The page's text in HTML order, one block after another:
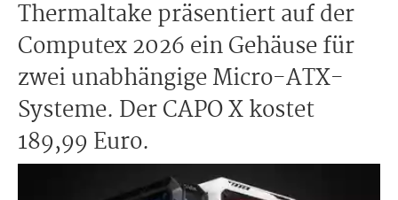
Thermaltake präsentiert auf der
Computex 2026 ein Gehäuse für
zwei unabhängige Micro-ATX-
Systeme. Der CAPO X kostet
189,99 Euro.